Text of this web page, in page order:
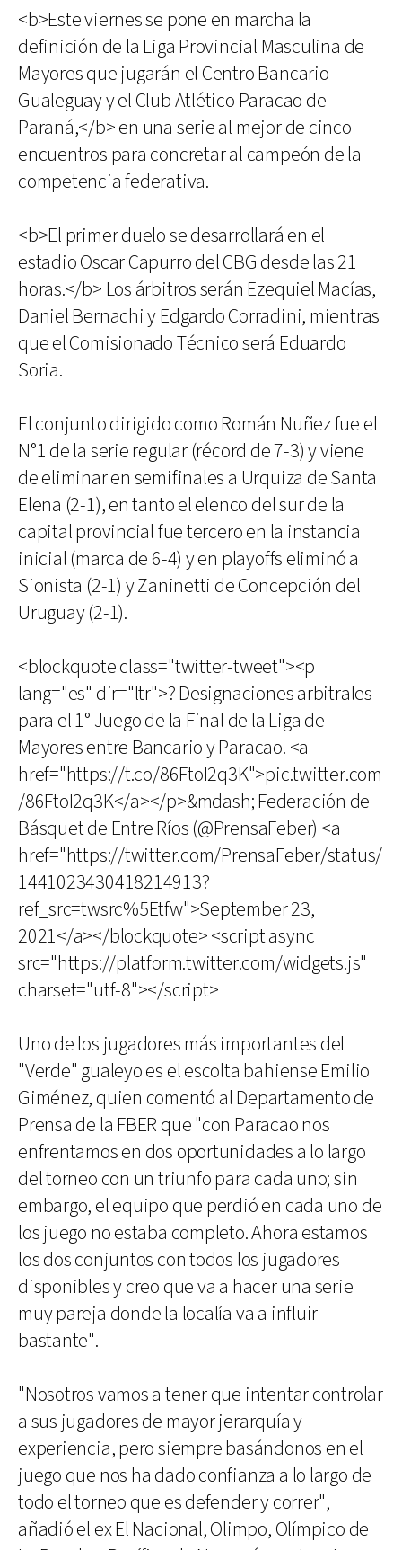
<b>Este viernes se pone en marcha la
definición de la Liga Provincial Masculina de
Mayores que jugarán el Centro Bancario
Gualeguay y el Club Atlético Paracao de
Paraná,</b> en una serie al mejor de cinco
encuentros para concretar al campeón de la
competencia federativa.
<b>El primer duelo se desarrollará en el
estadio Oscar Capurro del CBG desde las 21
horas.</b> Los árbitros serán Ezequiel Macías,
Daniel Bernachi y Edgardo Corradini, mientras
que el Comisionado Técnico será Eduardo
Soria.
El conjunto dirigido como Román Nuñez fue el
N°1 de la serie regular (récord de 7-3) y viene
de eliminar en semifinales a Urquiza de Santa
Elena (2-1), en tanto el elenco del sur de la
capital provincial fue tercero en la instancia
inicial (marca de 6-4) y en playoffs eliminó a
Sionista (2-1) y Zaninetti de Concepción del
Uruguay (2-1).
<blockquote class="twitter-tweet"><p
lang="es" dir="ltr">? Designaciones arbitrales
para el 1° Juego de la Final de la Liga de
Mayores entre Bancario y Paracao. <a
href="https://t.co/86FtoI2q3K">pic.twitter.com
/86FtoI2q3K</a></p>&mdash; Federación de
Básquet de Entre Ríos (@PrensaFeber) <a
href="https://twitter.com/PrensaFeber/status/
1441023430418214913?
ref_src=twsrc%5Etfw">September 23,
2021</a></blockquote> <script async
src="https://platform.twitter.com/widgets.js"
charset="utf-8"></script>
Uno de los jugadores más importantes del
"Verde" gualeyo es el escolta bahiense Emilio
Giménez, quien comentó al Departamento de
Prensa de la FBER que "con Paracao nos
enfrentamos en dos oportunidades a lo largo
del torneo con un triunfo para cada uno; sin
embargo, el equipo que perdió en cada uno de
los juego no estaba completo. Ahora estamos
los dos conjuntos con todos los jugadores
disponibles y creo que va a hacer una serie
muy pareja donde la localía va a influir
bastante".
"Nosotros vamos a tener que intentar controlar
a sus jugadores de mayor jerarquía y
experiencia, pero siempre basándonos en el
juego que nos ha dado confianza a lo largo de
todo el torneo que es defender y correr",
añadió el ex El Nacional, Olimpo, Olímpico de